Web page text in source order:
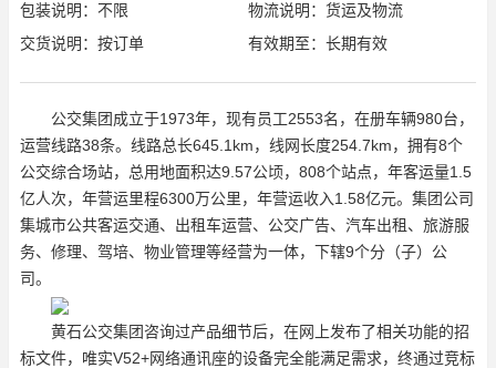
包装说明：不限
物流说明：货运及物流
交货说明：按订单
有效期至：长期有效
公交集团成立于1973年，现有员工2553名，在册车辆980台，
运营线路38条。线路总长645.1km，线网长度254.7km，拥有8个
公交综合场站，总用地面积达9.57公顷，808个站点，年客运量1.5
亿人次，年营运里程6300万公里，年营运收入1.58亿元。集团公司
集城市公共客运交通、出租车运营、公交广告、汽车出租、旅游服
务、修理、驾培、物业管理等经营为一体，下辖9个分（子）公
司。
黄石公交集团咨询过产品细节后，在网上发布了相关功能的招
标文件，唯实V52+网络通讯座的设备完全能满足需求，终通过竞标